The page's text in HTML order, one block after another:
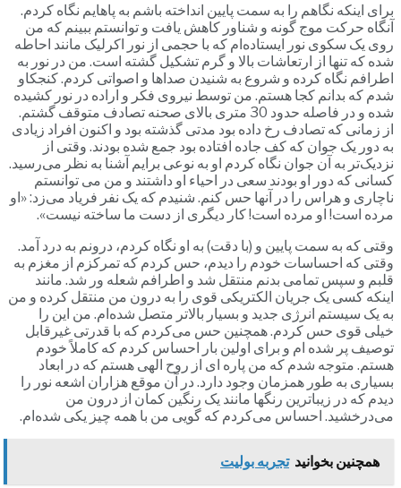
برای اینکه نگاهم را به سمت پایین انداخته باشم به پاهایم نگاه کردم.
آنگاه حرکت موج گونه و شناور کاهش یافت و توانستم ببینم که من
روی یک سکوی نور ایستاده‌ام که با حجمی از نور اکرلیک مانند احاطه
شده که تنها از ارتعاشات بالا و گرم تشکیل گشته است. من در نور به
اطرافم نگاه کرده و شروع به شنیدن صداها و اصواتی کردم. کنجکاو
شدم که بدانم کجا هستم. من توسط نیروی فکر و اراده در نور کشیده
شده و در فاصله حدود 30 متری بالای صحنه تصادف متوقف گشتم.
از زمانی که تصادف رخ داده بود مدتی گذشته بود و اکنون افراد زیادی
به دور یک جوان که کف جاده افتاده بود جمع شده بودند. وقتی از
نزدیک‌تر به آن جوان نگاه کردم او به نوعی برایم آشنا به نظر می‌رسید.
کسانی که دور او بودند سعی در احیاء او داشتند و من می توانستم
ناچاری و هراس را در آنها حس کنم. شنیدم که یک نفر فریاد می‌زد: «او
مرده است! او مرده است! کار دیگری از دست ما ساخته نیست».
وقتی که به سمت پایین و (با دقت) به او نگاه کردم، درونم به درد آمد.
وقتی که احساسات خودم را دیدم، حس کردم که تمرکزم از مغزم به
قلبم و سپس تمامی بدنم منتقل شد و اطرافم شعله ور شد. مانند
اینکه کسی یک جریان الکتریکی قوی را به درون من منتقل کرده و من
به یک سیستم انرژی جدید و بسیار بالاتر متصل شده‌ام. من این را
خیلی قوی حس کردم. همچنین حس می‌کردم که با قدرتی غیرقابل
توصیف پر‌ شده ام و برای اولین بار احساس کردم که کاملاً خودم
هستم. متوجه شدم که من پاره ای از روح الهی هستم که در ابعاد
بسیاری به طور همزمان وجود دارد. در آن موقع هزاران اشعه نور را
دیدم که در زیباترین رنگها مانند یک رنگین کمان از درون من
می‌درخشید. احساس می‌کردم که گویی من با همه چیز یکی شده‌ام.
همچنین بخوانید تجربه بولیت